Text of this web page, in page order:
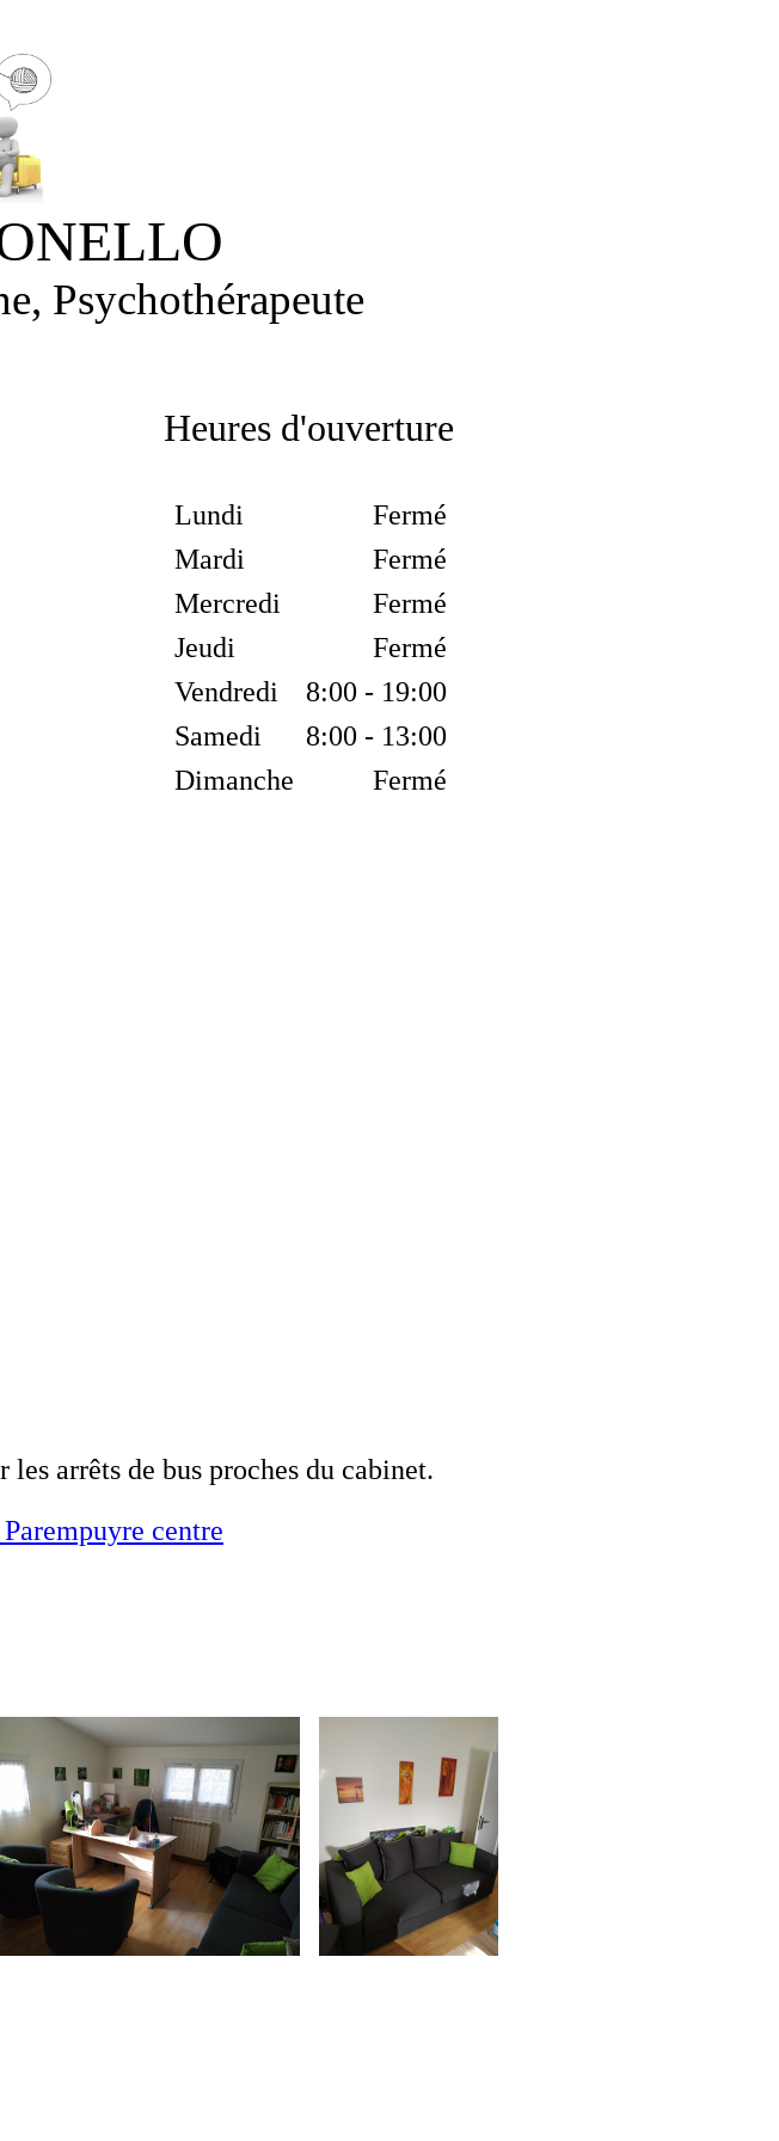
Psychothérapeute
Heures d'ouverture
Lundi
Fermé
Mardi
Fermé
Mercredi
Fermé
Jeudi
Fermé
Vendredi
8:00 - 19:00
Samedi
8:00 - 13:00
Dimanche
Fermé
arrêts de bus proches du cabinet.
centre